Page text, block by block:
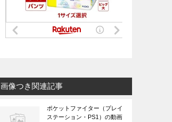
画像つき関連記事
ポケットファイター（プレイ
ステーション・PS1）の動画